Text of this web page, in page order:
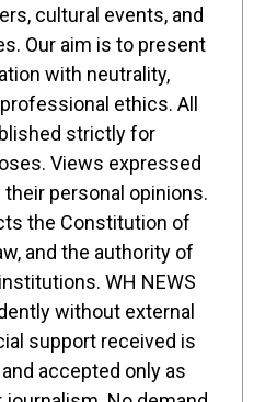
cultural events, and
Our aim is to present
with neutrality,
ethics. All
strictly for
Views expressed
personal opinions.
the Constitution of
and the authority of
WH NEWS
without external
support received is
accepted only as